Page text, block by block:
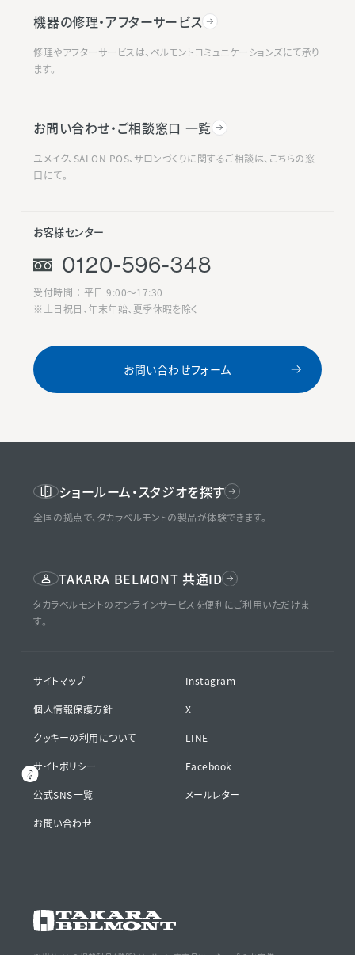
機器の修理・アフターサービス
修理やアフターサービスは、ベルモントコミュニケーションズにて承り
ます。
お問い合わせ・ご相談窓口 一覧
ユメイク、SALON POS、サロンづくりに関するご相談は、こちらの窓
口にて。
お客様センター
0120-596-348
受付時間 ： 平日 9:00〜17:30
※土日祝日、年末年始、夏季休暇を除く
お問い合わせフォーム
ショールーム・スタジオを探す
全国の拠点で、タカラベルモントの製品が体験できます。
TAKARA BELMONT 共通ID
タカラベルモントのオンラインサービスを便利にご利用いただけま
す。
サイトマップ
個人情報保護方針
クッキーの利用について
サイトポリシー
公式SNS⁨⁩一覧
お問い合わせ
Instagram
X
LINE
Facebook
メールレター